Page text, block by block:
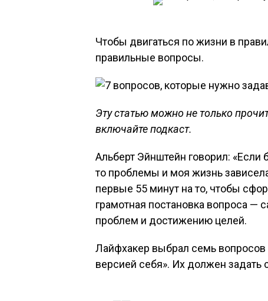
Чтобы двигаться по жизни в
правильные вопросы.
Эту статью можно не только
включайте подкаст.
Альберт Эйнштейн говорил:
то проблемы и моя жизнь
первые 55 минут на то, чтобы
грамотная постановка вопроса
проблем и достижению целей.
Лайфхакер выбрал семь
версией себя». Их должен задать